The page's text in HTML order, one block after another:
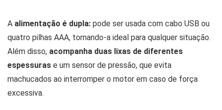
A alimentação é dupla: pode ser usada com cabo USB ou
quatro pilhas AAA, tornando-a ideal para qualquer situação.
Além disso, acompanha duas lixas de diferentes
espessuras e um sensor de pressão, que evita
machucados ao interromper o motor em caso de força
excessiva.